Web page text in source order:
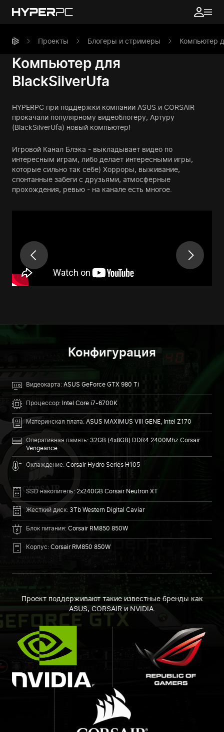
Проекты Блогеры и стримеры Компьютер
Компьютер для
BlackSilverUfa
HYPERPC при поддержки компании ASUS и CORSAIR
прокачали популярному видеоблогеру, Артуру
(BlackSilverUfa) новый компьютер!
Игровой Канал Блэка - выкладывает видео по
интересным играм, либо делает интересными игры,
которые сильно так себе) Хорроры, выживание,
спонтанные забеги с друзьями, атмосферные
прохождения, ревью - на канале есть многое.
Конфигурация
Видеокарта: ASUS GeForce GTX 980 Ti
Процессор: Intel Core i7-6700K
Материнская плата: ASUS MAXIMUS VIII GENE, Intel Z170
Оперативная память: 32GB (4x8GB) DDR4 2400Mhz Corsair
Vengeance
Охлаждение: Corsair Hydro Series H105
SSD накопитель: 2x240GB Corsair Neutron XT
Жесткий диск: 3Tb Western Digital Caviar
Блок питания: Corsair RM850 850W
Корпус: Corsair RM850 850W
Проект поддерживают такие известные бренды как
ASUS, CORSAIR и NVIDIA.